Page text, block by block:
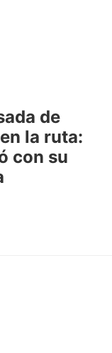
de
la ruta:
con su